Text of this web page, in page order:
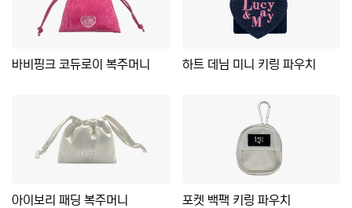
바비핑크 코듀로이 복주머니 하트 데님 미니 키링 파우치
아이보리 패딩 복주머니 포켓 백팩 키링 파우치